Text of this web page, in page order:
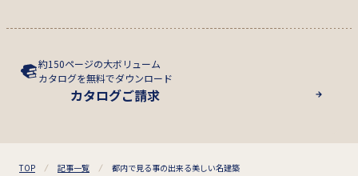
約150ページの大ボリューム
カタログを無料でダウンロード
カタログご請求
TOP 記事一覧 都内で見る事の出来る美しい名建築